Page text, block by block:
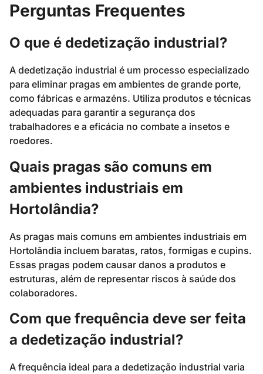
Perguntas Frequentes
O que é dedetização industrial?
A dedetização industrial é um processo especializado
para eliminar pragas em ambientes de grande porte,
como fábricas e armazéns. Utiliza produtos e técnicas
adequadas para garantir a segurança dos
trabalhadores e a eficácia no combate a insetos e
roedores.
Quais pragas são comuns em
ambientes industriais em
Hortolândia?
As pragas mais comuns em ambientes industriais em
Hortolândia incluem baratas, ratos, formigas e cupins.
Essas pragas podem causar danos a produtos e
estruturas, além de representar riscos à saúde dos
colaboradores.
Com que frequência deve ser feita
a dedetização industrial?
A frequência ideal para a dedetização industrial varia